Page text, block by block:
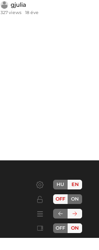
gjulia
327 views 18 éve
HU EN
OFF ON
OFF ON